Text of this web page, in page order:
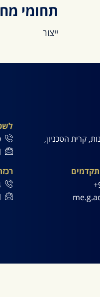
תחומי
ייצור
קרית הטכניון,